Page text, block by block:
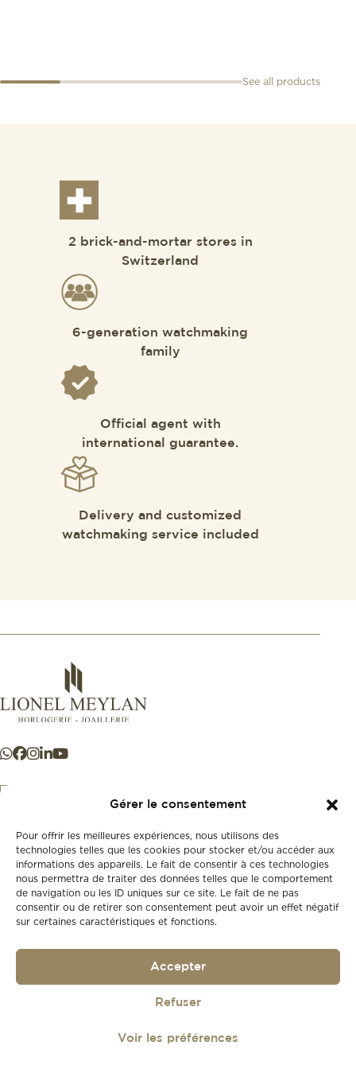
Gérer le consentement
Pour offrir les meilleures expériences, nous utilisons des
technologies telles que les cookies pour stocker et/ou accéder aux
informations des appareils. Le fait de consentir à ces technologies
nous permettra de traiter des données telles que le comportement
de navigation ou les ID uniques sur ce site. Le fait de ne pas
consentir ou de retirer son consentement peut avoir un effet négatif
sur certaines caractéristiques et fonctions.
Accepter
Refuser
Voir les préférences
See all products
2 brick-and-mortar stores in
Switzerland
6-generation watchmaking
family
Official agent with
international guarantee.
Delivery and customized
watchmaking service included
New
Second-hand
Our history
Gift card
+41 21 925 50 50